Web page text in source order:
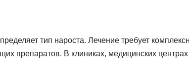
тип нароста. Лечение требует
препаратов. В клиниках, медицинских центрах